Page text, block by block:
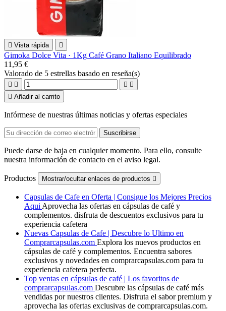
 Vista rápida 
Gimoka Dolce Vita · 1Kg Café Grano Italiano Equilibrado
11,95 €
Valorado de 5 estrellas basado en reseña(s)
   
 Añadir al carrito
Infórmese de nuestras últimas noticias y ofertas especiales
Puede darse de baja en cualquier momento. Para ello, consulte
nuestra información de contacto en el aviso legal.
Productos Mostrar/ocultar enlaces de productos 
Capsulas de Cafe en Oferta | Consigue los Mejores Precios
Aqui Aprovecha las ofertas en cápsulas de café y
complementos. disfruta de descuentos exclusivos para tu
experiencia cafetera
Nuevas Capsulas de Cafe | Descubre lo Ultimo en
Comprarcapsulas.com Explora los nuevos productos en
cápsulas de café y complementos. Encuentra sabores
exclusivos y novedades en comprarcapsulas.com para tu
experiencia cafetera perfecta.
Top ventas en cápsulas de café | Los favoritos de
comprarcapsulas.com Descubre las cápsulas de café más
vendidas por nuestros clientes. Disfruta el sabor premium y
aprovecha las ofertas exclusivas de comprarcapsulas.com.